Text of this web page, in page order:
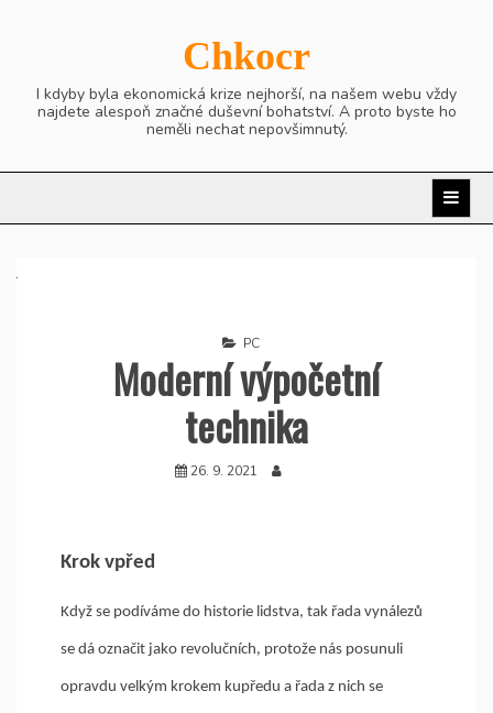
Chkocr
I kdyby byla ekonomická krize nejhorší, na našem webu vždy
najdete alespoň značné duševní bohatství. A proto byste ho
neměli nechat nepovšimnutý.
PC
Moderní výpočetní
technika
26. 9. 2021
Krok vpřed
Když se podíváme do historie lidstva, tak řada vynálezů
se dá označit jako revolučních, protože nás posunuli
opravdu velkým krokem kupředu a řada z nich se